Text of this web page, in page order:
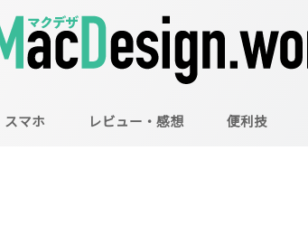
スマホ レビュー・感想 便利技